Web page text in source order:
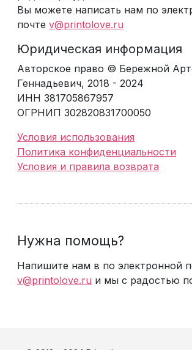
Вы можете написать нам по
почте v@printolove.ru
Юридическая информация
Авторское право © Бережной
Геннадьевич, 2018 - 2024
ИНН 381705867957
ОГРНИП 302820831700050
Условия использования
Политика конфиденциальности
Условия и правила возврата
Нужна помощь?
Напишите нам в по электронной
v@printolove.ru и мы с радостью